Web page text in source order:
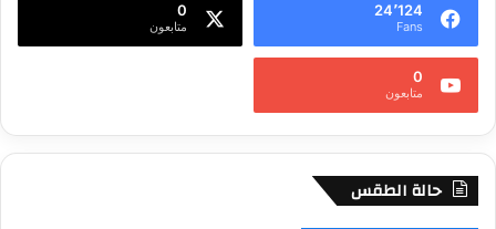
24٬124
Fans
0
متابعون
0
متابعون
حالة الطقس